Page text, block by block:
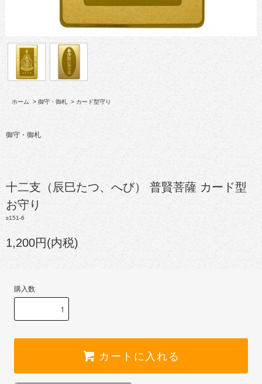
ホーム > 御守・御札 > カード型守り
御守・御札
十二支（辰巳たつ、へび） 普賢菩薩 カード型
お守り
s151-6
1,200円(内税)
購入数
カートに入れる